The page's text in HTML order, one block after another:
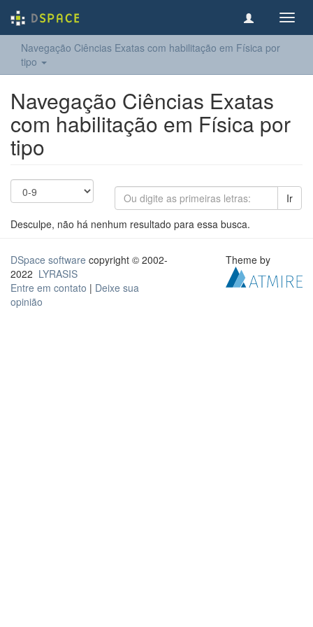
Navegação Ciências Exatas com habilitação em Física por
tipo
Navegação Ciências Exatas
com habilitação em Física por
tipo
Ir
Desculpe, não há nenhum resultado para essa busca.
DSpace software copyright © 2002-
2022 LYRASIS
Entre em contato | Deixe sua
opinião
Theme by